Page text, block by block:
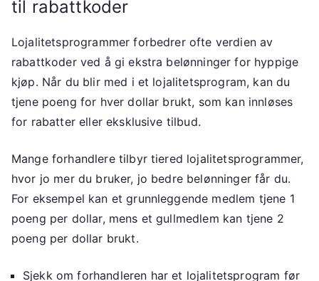
til rabattkoder
Lojalitetsprogrammer forbedrer ofte verdien av
rabattkoder ved å gi ekstra belønninger for hyppige
kjøp. Når du blir med i et lojalitetsprogram, kan du
tjene poeng for hver dollar brukt, som kan innløses
for rabatter eller eksklusive tilbud.
Mange forhandlere tilbyr tiered lojalitetsprogrammer,
hvor jo mer du bruker, jo bedre belønninger får du.
For eksempel kan et grunnleggende medlem tjene 1
poeng per dollar, mens et gullmedlem kan tjene 2
poeng per dollar brukt.
Sjekk om forhandleren har et lojalitetsprogram før